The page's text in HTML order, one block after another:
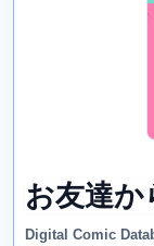
お友達か
Digital Comic